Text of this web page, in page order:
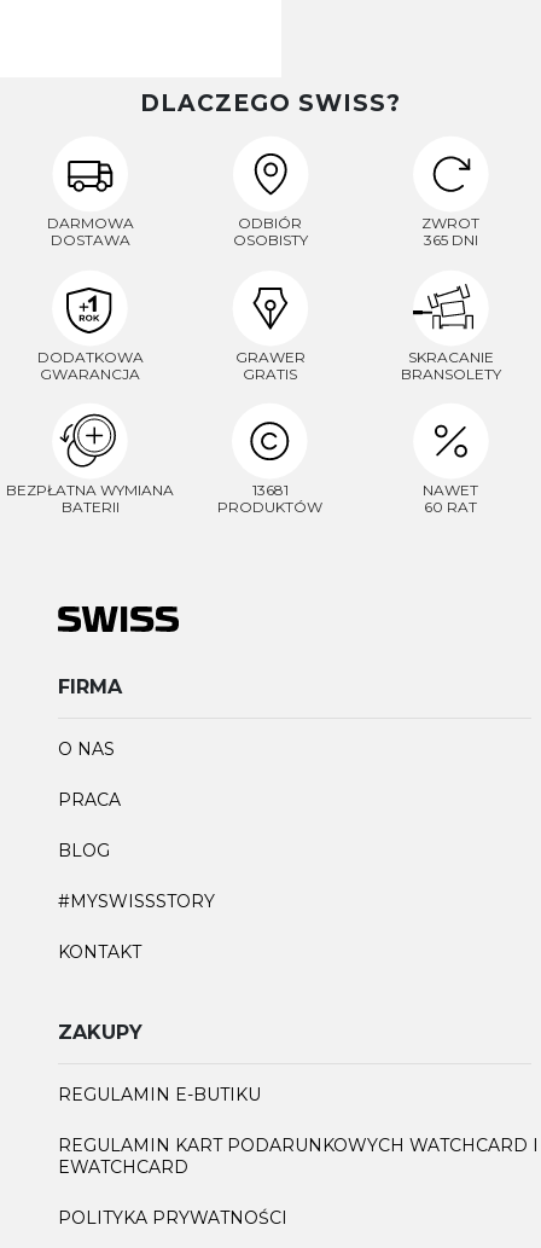
DLACZEGO SWISS?
DARMOWA
DOSTAWA
ODBIÓR
OSOBISTY
ZWROT
365 DNI
DODATKOWA
GWARANCJA
GRAWER
GRATIS
SKRACANIE
BRANSOLETY
BEZPŁATNA WYMIANA
BATERII
13681
PRODUKTÓW
NAWET
60 RAT
FIRMA
O NAS
PRACA
BLOG
#MYSWISSSTORY
KONTAKT
ZAKUPY
REGULAMIN E-BUTIKU
REGULAMIN KART PODARUNKOWYCH WATCHCARD I
EWATCHCARD
POLITYKA PRYWATNOŚCI